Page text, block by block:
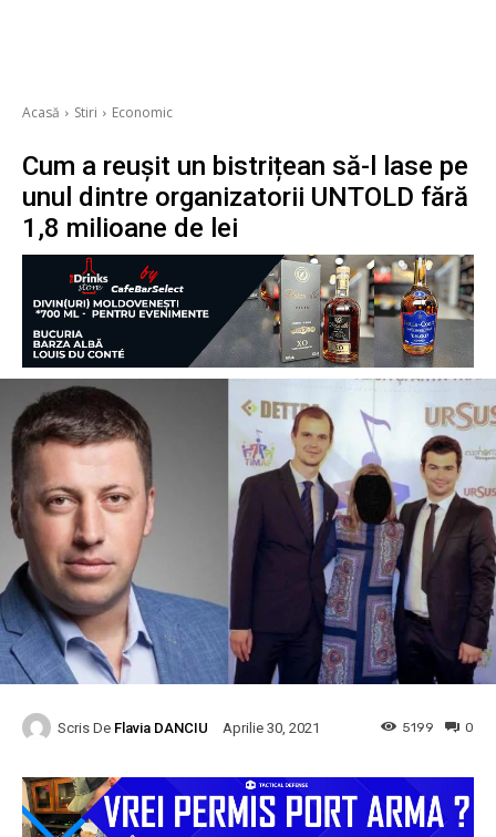
Acasă Stiri Economic
Cum a reușit un bistrițean să-l lase pe
unul dintre organizatorii UNTOLD fără
1,8 milioane de lei
Scris De Flavia DANCIU Aprilie 30, 2021 0
5199